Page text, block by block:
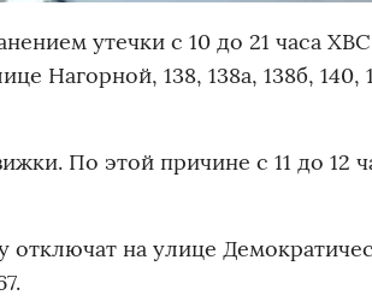
утечки с 10 до 21 часа
Нагорной, 138, 138а, 138б, 140,
По этой причине с 11 до 12
отключат на улице